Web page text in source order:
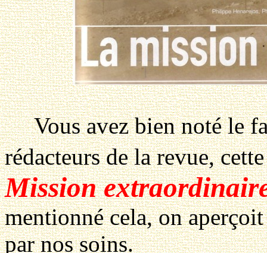
Vous avez bien noté le
rédacteurs de la revue,
Mission
mentionné cela, on
par nos soins.